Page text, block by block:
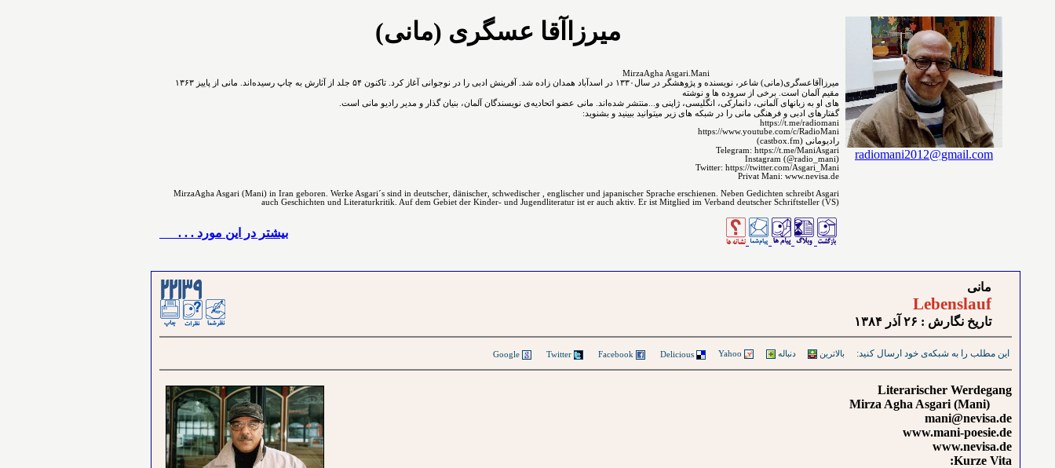
radiomani2012@gmail.com
میرزاآقا عسگری (مانی)
ﻣﻴﺮﺯﺍﺁﻗﺎﻋﺴگرﻯ(ﻣﺎﻧﻰ) شاعر، نویسنده و پژوهشگر ﺩﺭ ﺳﺎﻝ۱۳۳۰ در اسدآباد همدان ﺯﺍﺩﻩ ﺷﺪ. ﺁﻓﺮﻳﻨﺶ ﺍﺩﺑﻰ ﺭﺍ ﺩﺭ ﻧﻮﺟﻮﺍﻧﻰ ﺁﻏﺎﺯ ﻛﺮﺩ. ﺗﺎﻛﻨﻮﻥ ۵۴ ﺟﻠﺪ ﺍﺯ ﺁﺛﺎﺭﺵ ﺑﻪ ﭼﺎﭖ ﺭﺳﻴﺪه‌اﻧﺪ. مانی از ﭘﺎﻳﻴﺰ ۱۳۶۳
مقیم ﺁﻟﻤﺎﻥ است. برخی از سروده ⁯⁯⁯⁯ها و نوشته
های ﺍﻭ ﺑﻪ ﺯﺑﺎﻧ‌‌ﻬﺎﻯ آلمانی، دانمارکی، انگلیسی، ژاپنی و...ﻣﻨﺘﺸﺮ ﺷﺪﻩ⁯اند. مانی عضو اتحادیه‌ی نویسندگان آلمان، بنیان گذار و مدیر رادیو مانی است.
گفتارهای ادبی و فرهنگی مانی را در شبکه های زیر میتوانید ببینید و بشنوید:
https://t.me/radiomani
https://www.youtube.com/c/RadioMani
رادیومانی (castbox.fm)
Telegram: https://t.me/ManiAsgari
Instagram (@radio_mani)
Twitter: https://twitter.com/Asgari_Mani
Privat Mani: www.nevisa.de
MirzaAgha Asgari (Mani) in Iran geboren. Werke Asgari´s sind in deutscher, dänischer, schwedischer , englischer und japanischer Sprache erschienen. Neben Gedichten schreibt Asgari
auch Geschichten und Literaturkritik. Auf dem Gebiet der Kinder- und Jugendliteratur ist er auch aktiv. Er ist Mitglied im Verband deutscher Schriftsteller (VS)
بيشتر در این مورد . . .
مانی
Lebenslauf
تاريخ نگارش : ۲۶ آذر ۱٣٨۴
این مطلب را به شبکه‌ی خود ارسال کنید: بالاترین دنباله Delicious
Twitter
Google
Literarischer Werdegang
Mirza Agha Asgari (Mani)
mani@nevisa.de
www.mani-poesie.de
www.nevisa.de
Kurze Vita: